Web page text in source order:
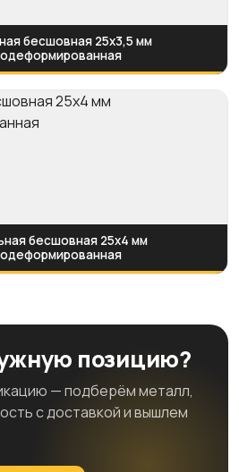
бесшовная 25х3,5 мм
бесшовная 25х4 мм
позицию?
— подберём металл,
с доставкой и вышлем